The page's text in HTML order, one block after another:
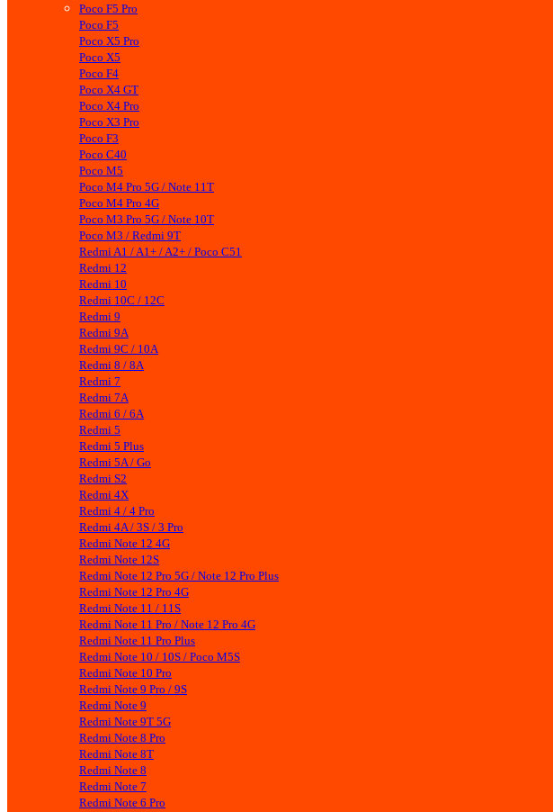
Poco F5 Pro
Poco F5
Poco X5 Pro
Poco X5
Poco F4
Poco X4 GT
Poco X4 Pro
Poco X3 Pro
Poco F3
Poco C40
Poco M5
Poco M4 Pro 5G / Note 11T
Poco M4 Pro 4G
Poco M3 Pro 5G / Note 10T
Poco M3 / Redmi 9T
Redmi A1 / A1+ / A2+ / Poco C51
Redmi 12
Redmi 10
Redmi 10C / 12C
Redmi 9
Redmi 9A
Redmi 9C / 10A
Redmi 8 / 8A
Redmi 7
Redmi 7A
Redmi 6 / 6A
Redmi 5
Redmi 5 Plus
Redmi 5A / Go
Redmi S2
Redmi 4X
Redmi 4 / 4 Pro
Redmi 4A / 3S / 3 Pro
Redmi Note 12 4G
Redmi Note 12S
Redmi Note 12 Pro 5G / Note 12 Pro Plus
Redmi Note 12 Pro 4G
Redmi Note 11 / 11S
Redmi Note 11 Pro / Note 12 Pro 4G
Redmi Note 11 Pro Plus
Redmi Note 10 / 10S / Poco M5S
Redmi Note 10 Pro
Redmi Note 9 Pro / 9S
Redmi Note 9
Redmi Note 9T 5G
Redmi Note 8 Pro
Redmi Note 8T
Redmi Note 8
Redmi Note 7
Redmi Note 6 Pro